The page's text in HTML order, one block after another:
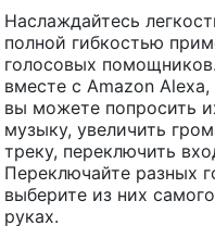
Наслаждайтесь
полной гибкостью
голосовых
вместе с Amazon
вы можете попросить
музыку, увеличить
треку, переключить
Переключайте разных
выберите из них
руках.